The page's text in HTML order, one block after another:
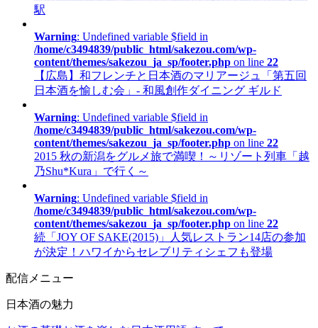
駅
Warning: Undefined variable $field in
/home/c3494839/public_html/sakezou.com/wp-
content/themes/sakezou_ja_sp/footer.php on line 22
【広島】和フレンチと日本酒のマリアージュ「第五回
日本酒を愉しむ会」- 和風創作ダイニング ギルド
Warning: Undefined variable $field in
/home/c3494839/public_html/sakezou.com/wp-
content/themes/sakezou_ja_sp/footer.php on line 22
2015 秋の新潟をグルメ旅で満喫！～リゾート列車「越
乃Shu*Kura」で行く～
Warning: Undefined variable $field in
/home/c3494839/public_html/sakezou.com/wp-
content/themes/sakezou_ja_sp/footer.php on line 22
続「JOY OF SAKE(2015)」人気レストラン14店の参加
が決定！ハワイからセレブリティシェフも登場
配信メニュー
日本酒の魅力